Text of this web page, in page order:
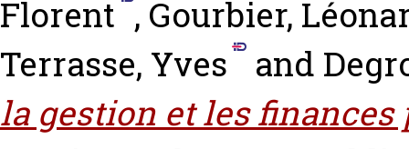
Florent , Gourbier,
Terrasse, Yves
and
la gestion et les